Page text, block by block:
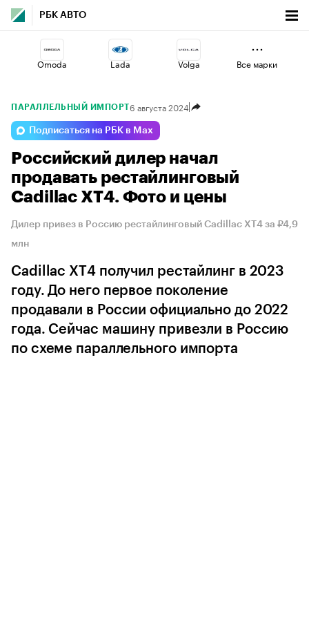
РБК АВТО
Omoda Lada Volga
Jaecoo Esteo Geely
Haval Voyah Changan
Все марки
ПАРАЛЛЕЛЬНЫЙ ИМПОРТ6 августа 2024
Подписаться на РБК в Max
Российский дилер начал
продавать рестайлинговый
Cadillac XT4. Фото и цены
Дилер привез в Россию рестайлинговый Cadillac XT4 за ₽4,9
млн
Cadillac XT4 получил рестайлинг в 2023
году. До него первое поколение
продавали в России официально до 2022
года. Сейчас машину привезли в Россию
по схеме параллельного импорта